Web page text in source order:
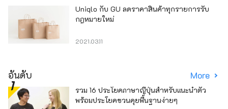
Uniqlo กับ GU ลดราคาสินค้าทุกรายการรับ
กฎหมายใหม่
2021.03.11
อันดับ More
รวม 16 ประโยคภาษาญี่ปุ่นสำหรับแนะนำตัว
พร้อมประโยคชวนคุยพื้นฐานง่ายๆ